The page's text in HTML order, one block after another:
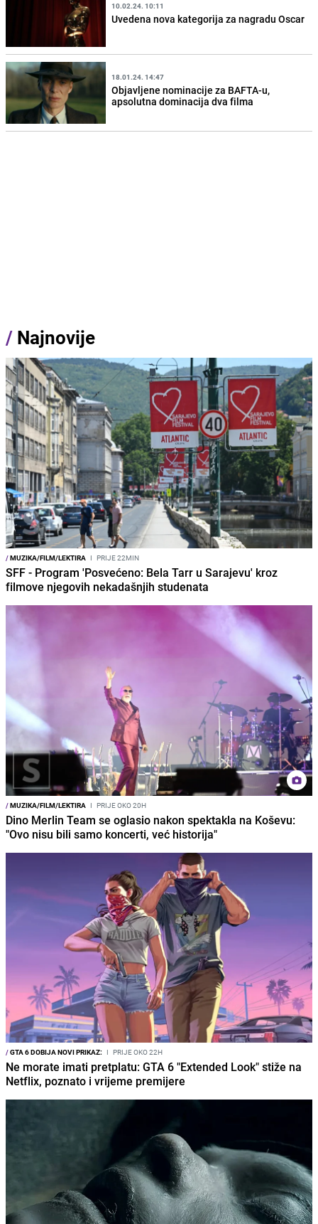
10.02.24. 10:11
Uvedena nova kategorija za nagradu Oscar
18.01.24. 14:47
Objavljene nominacije za BAFTA-u,
apsolutna dominacija dva filma
/ Najnovije
/MUZIKA/FILM/LEKTIRA I PRIJE 22MIN
SFF - Program 'Posvećeno: Bela Tarr u Sarajevu' kroz
filmove njegovih nekadašnjih studenata
/MUZIKA/FILM/LEKTIRA I PRIJE OKO 20H
Dino Merlin Team se oglasio nakon spektakla na Koševu:
"Ovo nisu bili samo koncerti, već historija"
/GTA 6 DOBIJA NOVI PRIKAZ: I PRIJE OKO 22H
Ne morate imati pretplatu: GTA 6 "Extended Look" stiže na
Netflix, poznato i vrijeme premijere